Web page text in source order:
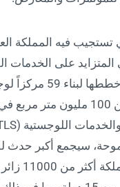
فيه المملكة
المتزايد على الخدمات
البلاد قدماً في
إجمالية تزيد عن 100 مليون
سيجمع أكبر حدث